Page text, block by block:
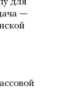
для
—